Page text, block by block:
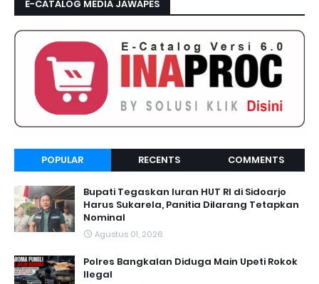
E-CATALOG MEDIA JAWAPES
POPULAR RECENTS COMMENTS
Bupati Tegaskan Iuran HUT RI di Sidoarjo
Harus Sukarela, Panitia Dilarang Tetapkan
Nominal
Agustus 01, 2026
Polres Bangkalan Diduga Main Upeti Rokok
Ilegal